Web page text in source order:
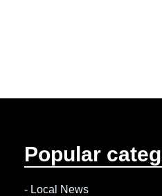
Popular
- Local News